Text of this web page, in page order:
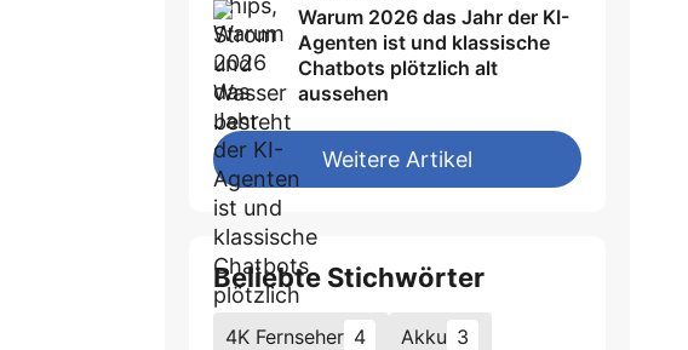
Warum 2026 das Jahr der KI-
Agenten ist und klassische
Chatbots plötzlich alt
aussehen
Weitere Artikel
Beliebte Stichwörter
4K Fernseher 4 Akku 3